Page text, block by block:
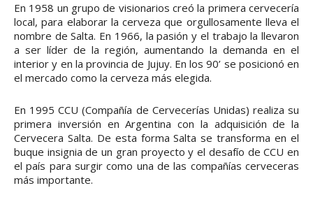
En 1958 un grupo de visionarios creó la primera cervecería
local, para elaborar la cerveza que orgullosamente lleva el
nombre de Salta. En 1966, la pasión y el trabajo la llevaron
a ser líder de la región, aumentando la demanda en el
interior y en la provincia de Jujuy. En los 90’ se posicionó en
el mercado como la cerveza más elegida.
En 1995 CCU (Compañía de Cervecerías Unidas) realiza su
primera inversión en Argentina con la adquisición de la
Cervecera Salta. De esta forma Salta se transforma en el
buque insignia de un gran proyecto y el desafío de CCU en
el país para surgir como una de las compañías cerveceras
más importante.